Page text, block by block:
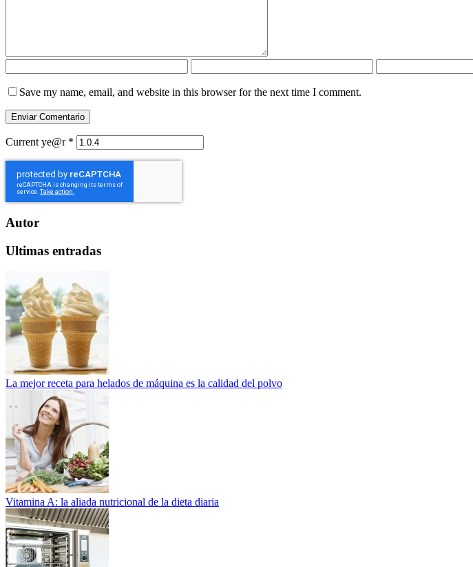
Save my name, email, and website in this browser for the next time I comment.
Current ye@r *
Autor
Ultimas entradas
La mejor receta para helados de máquina es la calidad del polvo
Vitamina A: la aliada nutricional de la dieta diaria